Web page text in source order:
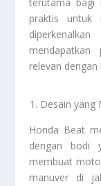
praktis untuk
relevan
Desain yang
Honda Beat
dengan bodi
membuat
manuver di